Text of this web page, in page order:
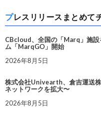
プレスリリースまとめて
CBcloud、全国の「Marq」施
ム「MarqGO」開始
2026年8月5日
株式会社Univearth、倉吉運送
ネットワークを拡大〜
2026年8月5日